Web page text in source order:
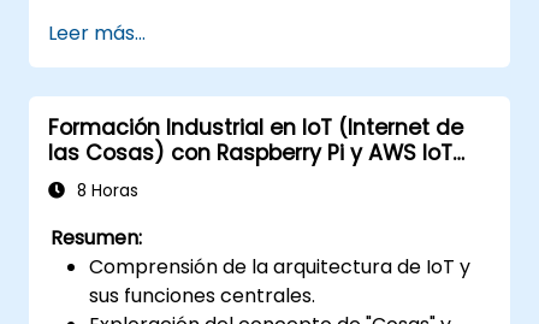
Leer más...
Formación Industrial en IoT (Internet de
las Cosas) con Raspberry Pi y AWS IoT
Core8 Horas
Resumen:
Comprensión de la arquitectura de IoT y
sus funciones centrales.